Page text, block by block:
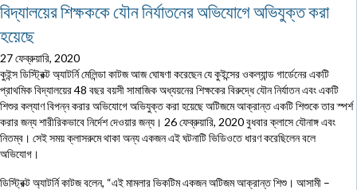
বিদ্যালয়ের শিক্ষককে যৌন নির্যাতনের অভিযোগে অভিযুক্ত করা
হয়েছে
27 ফেব্রুয়ারি, 2020
কুইন্স ডিস্ট্রিক্ট অ্যাটর্নি মেলিন্ডা কাটজ আজ ঘোষণা করেছেন যে কুইন্সের ওকল্যান্ড গার্ডেনের একটি
প্রাথমিক বিদ্যালয়ের 48 বছর বয়সী সামাজিক অধ্যয়নের শিক্ষকের বিরুদ্ধে যৌন নির্যাতন এবং একটি
শিশুর কল্যাণ বিপন্ন করার অভিযোগে অভিযুক্ত করা হয়েছে অটিজমে আক্রান্ত একটি শিশুকে তার স্পর্শ
করার জন্য শারীরিকভাবে নির্দেশ দেওয়ার জন্য। 26 ফেব্রুয়ারি, 2020 বুধবার ক্লাসে যৌনাঙ্গ এবং
নিতম্ব। সেই সময় ক্লাসরুমে থাকা অন্য একজন এই ঘটনাটি ভিডিওতে ধারণ করেছিলেন বলে
অভিযোগ।
ডিস্ট্রিক্ট অ্যাটর্নি কাটজ বলেন, “এই মামলার ভিকটিম একজন অটিজম আক্রান্ত শিশু। আসামী –